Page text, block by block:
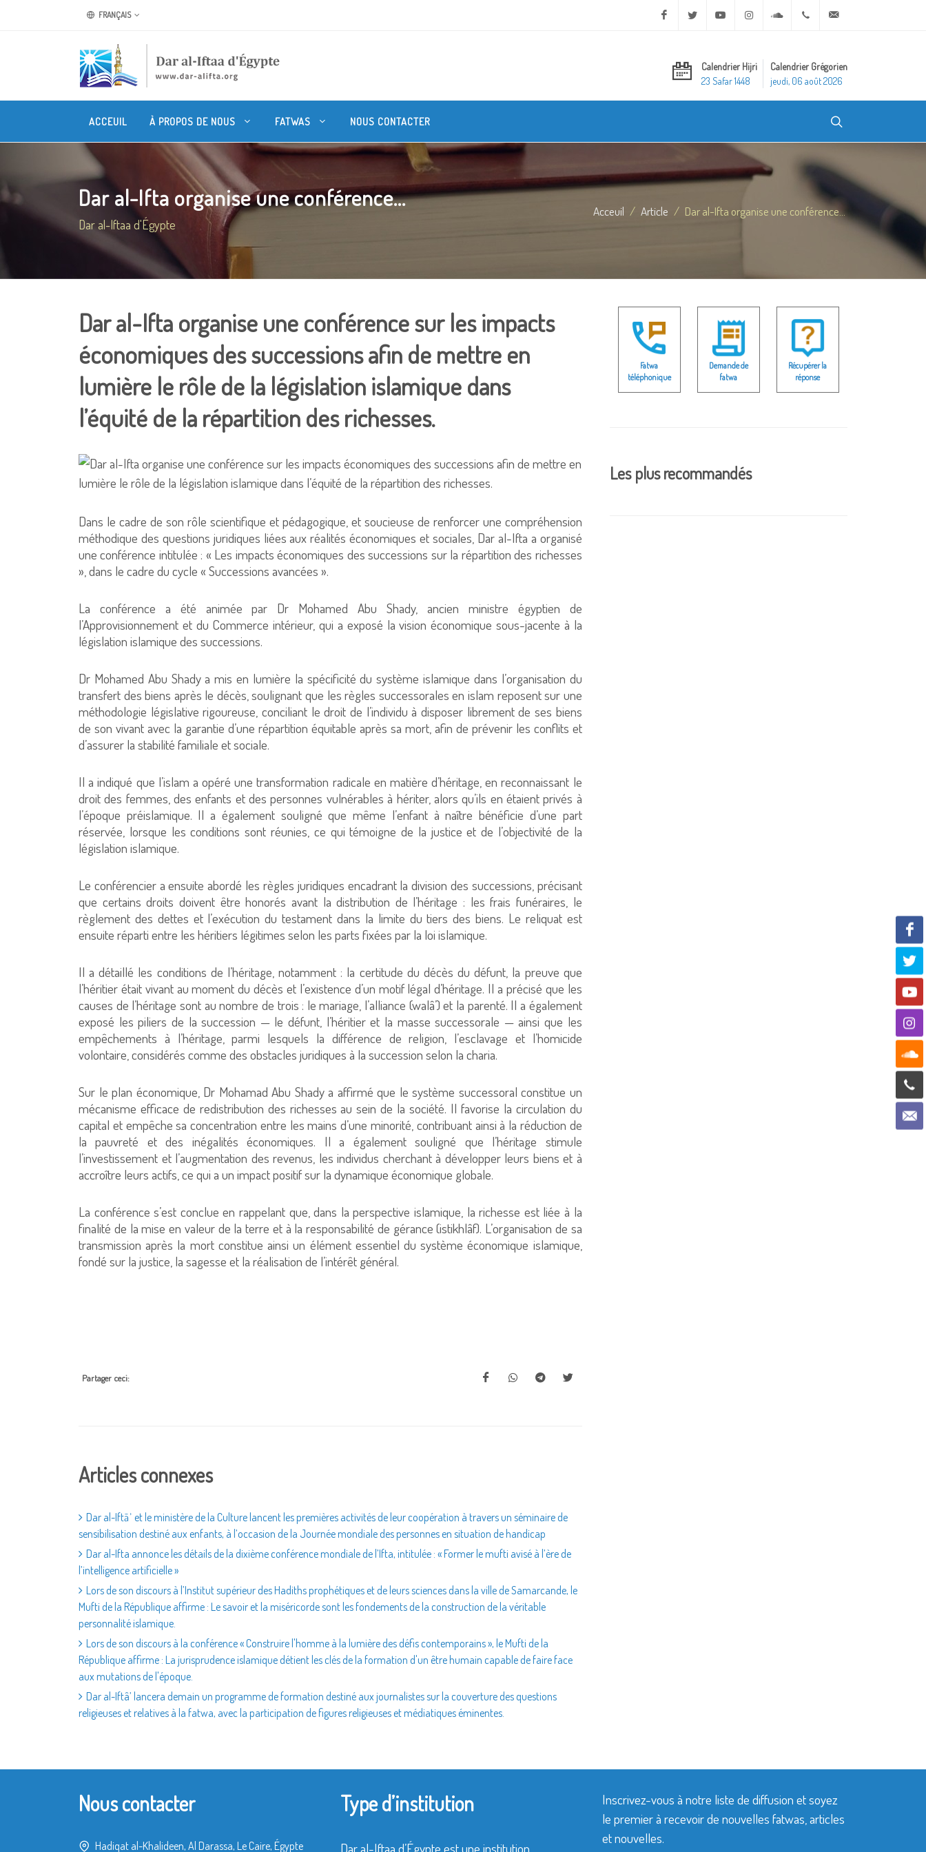
FRANÇAIS Facebook Twitter Youtube Instagram Soundcloud+20 2 25970400
Calendrier Hijri
23 Safar 1448
Calendrier Grégorien
jeudi, 06 août 2026
ACCEUIL À PROPOS DE NOUS FATWAS NOUS CONTACTER
Dar al-Ifta organise une conférence...
Dar al-Iftaa d'Égypte
Acceuil Article Dar al-Ifta organise une conférence...
Dar al-Ifta organise une conférence sur les impacts
économiques des successions afin de mettre en
lumière le rôle de la législation islamique dans
l’équité de la répartition des richesses.
Dans le cadre de son rôle scientifique et pédagogique, et soucieuse de renforcer une compréhension
méthodique des questions juridiques liées aux réalités économiques et sociales, Dar al-Ifta a organisé
une conférence intitulée : « Les impacts économiques des successions sur la répartition des richesses
», dans le cadre du cycle « Successions avancées ».
La conférence a été animée par Dr Mohamed Abu Shady, ancien ministre égyptien de
l’Approvisionnement et du Commerce intérieur, qui a exposé la vision économique sous-jacente à la
législation islamique des successions.
Dr Mohamed Abu Shady a mis en lumière la spécificité du système islamique dans l’organisation du
transfert des biens après le décès, soulignant que les règles successorales en islam reposent sur une
méthodologie législative rigoureuse, conciliant le droit de l’individu à disposer librement de ses biens
de son vivant avec la garantie d’une répartition équitable après sa mort, afin de prévenir les conflits et
d’assurer la stabilité familiale et sociale.
Il a indiqué que l’islam a opéré une transformation radicale en matière d’héritage, en reconnaissant le
droit des femmes, des enfants et des personnes vulnérables à hériter, alors qu’ils en étaient privés à
l’époque préislamique. Il a également souligné que même l’enfant à naître bénéficie d’une part
réservée, lorsque les conditions sont réunies, ce qui témoigne de la justice et de l’objectivité de la
législation islamique.
Le conférencier a ensuite abordé les règles juridiques encadrant la division des successions, précisant
que certains droits doivent être honorés avant la distribution de l’héritage : les frais funéraires, le
règlement des dettes et l’exécution du testament dans la limite du tiers des biens. Le reliquat est
ensuite réparti entre les héritiers légitimes selon les parts fixées par la loi islamique.
Il a détaillé les conditions de l’héritage, notamment : la certitude du décès du défunt, la preuve que
l’héritier était vivant au moment du décès et l’existence d’un motif légal d’héritage. Il a précisé que les
causes de l’héritage sont au nombre de trois : le mariage, l’alliance (walâ’) et la parenté. Il a également
exposé les piliers de la succession — le défunt, l’héritier et la masse successorale — ainsi que les
empêchements à l’héritage, parmi lesquels la différence de religion, l’esclavage et l’homicide
volontaire, considérés comme des obstacles juridiques à la succession selon la charia.
Sur le plan économique, Dr Mohamad Abu Shady a affirmé que le système successoral constitue un
mécanisme efficace de redistribution des richesses au sein de la société. Il favorise la circulation du
capital et empêche sa concentration entre les mains d’une minorité, contribuant ainsi à la réduction de
la pauvreté et des inégalités économiques. Il a également souligné que l’héritage stimule
l’investissement et l’augmentation des revenus, les individus cherchant à développer leurs biens et à
accroître leurs actifs, ce qui a un impact positif sur la dynamique économique globale.
La conférence s’est conclue en rappelant que, dans la perspective islamique, la richesse est liée à la
finalité de la mise en valeur de la terre et à la responsabilité de gérance (istikhlâf). L’organisation de sa
transmission après la mort constitue ainsi un élément essentiel du système économique islamique,
fondé sur la justice, la sagesse et la réalisation de l’intérêt général.
Partager ceci:
Articles connexes
‫Dar al-Iftāʾ et le ministère de la Culture lancent les premières activités de leur coopération à travers un séminaire de
Dar al-Ifta annonce les détails de la dixième conférence mondiale de l’Ifta, intitulée : « Former le mufti avisé à l’ère de
l’intelligence artificielle »
Lors de son discours à l’Institut supérieur des Hadiths prophétiques et de leurs sciences dans la ville de Samarcande, le
Mufti de la République affirme : Le savoir et la miséricorde sont les fondements de la construction de la véritable
personnalité islamique.
Lors de son discours à la conférence « Construire l'homme à la lumière des défis contemporains », le Mufti de la
République affirme : La jurisprudence islamique détient les clés de la formation d'un être humain capable de faire face
aux mutations de l'époque.
Dar al-Iftâ’ lancera demain un programme de formation destiné aux journalistes sur la couverture des questions
religieuses et relatives à la fatwa, avec la participation de figures religieuses et médiatiques éminentes.
Fatwa
téléphonique
Demande de
fatwa
Récupérer la
réponse
Les plus recommandés
Nous contacter
Hadiqat al-Khalideen, Al Darassa, Le Caire, Égypte
Type d’institution
Dar al-Iftaa d’Égypte est une institution
Inscrivez-vous à notre liste de diffusion et soyez
le premier à recevoir de nouvelles fatwas, articles
et nouvelles.